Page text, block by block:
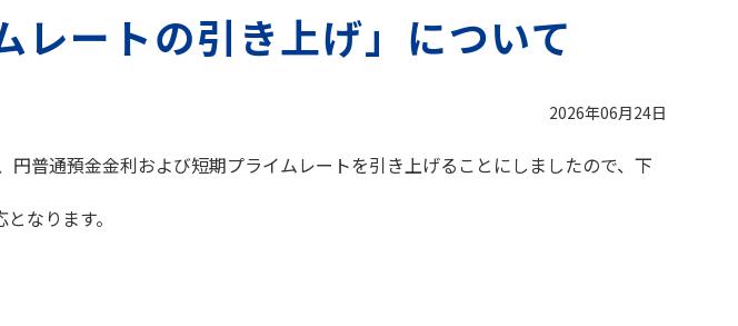
レートの引き上げ」について
2026年06月24日
普通預金金利および短期プライムレートを引き上げることにしましたので、下
なります。